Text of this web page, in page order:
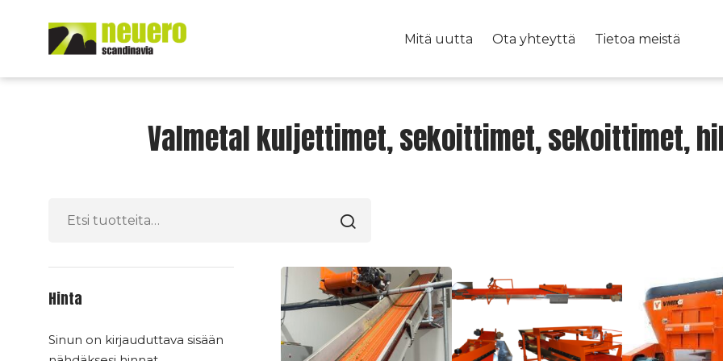
content
Mitä uutta Ota yhteyttä Tietoa meistä
Valmetal kuljettimet, sekoittimet, sekoittimet,
Hinta
Sinun on kirjauduttava sisään